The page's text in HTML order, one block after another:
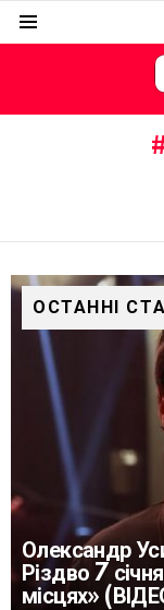
ОСТАННІ
Олександр
Різдво 7
місцях»